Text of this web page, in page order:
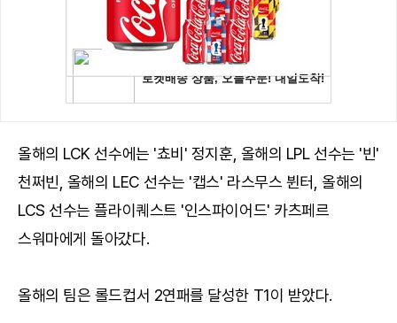
올해의 LCK 선수에는 '쵸비' 정지훈, 올해의 LPL 선수는 '빈'
천쩌빈, 올해의 LEC 선수는 '캡스' 라스무스 뷘터, 올해의
LCS 선수는 플라이퀘스트 '인스파이어드' 카츠페르
스워마에게 돌아갔다.
올해의 팀은 롤드컵서 2연패를 달성한 T1이 받았다.